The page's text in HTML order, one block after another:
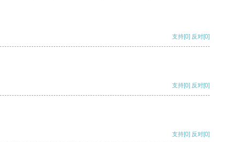
支持[0] 反对[0]
支持[0] 反对[0]
支持[0] 反对[0]